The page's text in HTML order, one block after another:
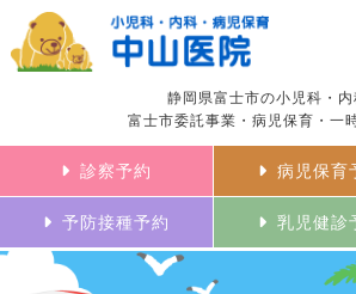
静岡県富士市の小児科・内
富士市委託事業・病児保育・一
診察予約 病児保育
予防接種予約 乳児健診